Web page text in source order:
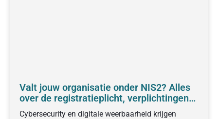
Valt jouw organisatie onder NIS2? Alles
over de registratieplicht, verplichtingen
en voorbereiding
Cybersecurity en digitale weerbaarheid krijgen